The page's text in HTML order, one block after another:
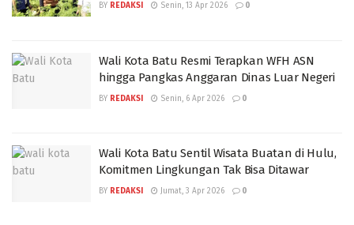
BY REDAKSI Senin, 13 Apr 2026 0
Wali Kota Batu Resmi Terapkan WFH ASN
hingga Pangkas Anggaran Dinas Luar Negeri
BY REDAKSI Senin, 6 Apr 2026 0
Wali Kota Batu Sentil Wisata Buatan di Hulu,
Komitmen Lingkungan Tak Bisa Ditawar
BY REDAKSI Jumat, 3 Apr 2026 0